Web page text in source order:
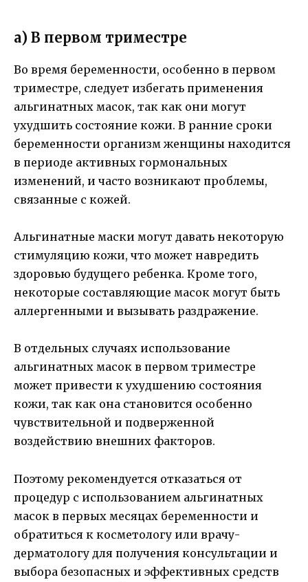
а) В первом триместре
Во время беременности, особенно в первом
триместре, следует избегать применения
альгинатных масок, так как они могут
ухудшить состояние кожи. В ранние сроки
беременности организм женщины находится
в периоде активных гормональных
изменений, и часто возникают проблемы,
связанные с кожей.
Альгинатные маски могут давать некоторую
стимуляцию кожи, что может навредить
здоровью будущего ребенка. Кроме того,
некоторые составляющие масок могут быть
аллергенными и вызывать раздражение.
В отдельных случаях использование
альгинатных масок в первом триместре
может привести к ухудшению состояния
кожи, так как она становится особенно
чувствительной и подверженной
воздействию внешних факторов.
Поэтому рекомендуется отказаться от
процедур с использованием альгинатных
масок в первых месяцах беременности и
обратиться к косметологу или врачу-
дерматологу для получения консультации и
выбора безопасных и эффективных средств